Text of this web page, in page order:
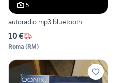
5
autoradio mp3 bluetooth
10 €
Roma (RM)